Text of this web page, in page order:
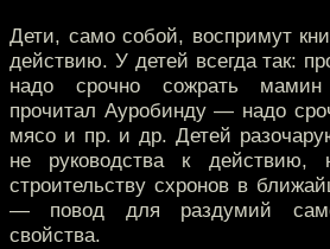
Дети, само собой, воспримут
действию. У детей всегда так:
надо срочно сожрать
прочитал Ауробинду — надо
мясо и пр. и др. Детей
не руководства к действию,
строительству схронов в
— повод для раздумий
свойства.